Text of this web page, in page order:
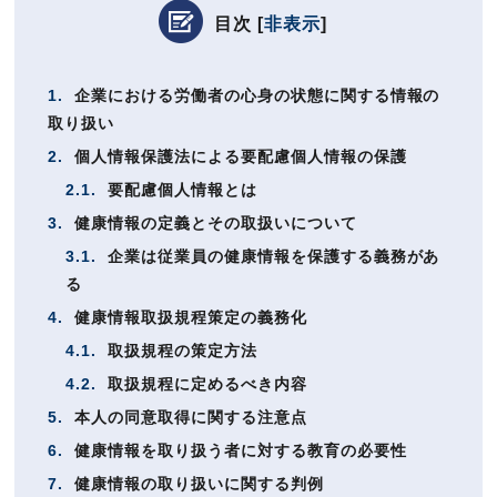
目次 [非表示]
1.
企業における労働者の心身の状態に関する情報の
取り扱い
2.
個人情報保護法による要配慮個人情報の保護
2.1.
要配慮個人情報とは
3.
健康情報の定義とその取扱いについて
3.1.
企業は従業員の健康情報を保護する義務があ
る
4.
健康情報取扱規程策定の義務化
4.1.
取扱規程の策定方法
4.2.
取扱規程に定めるべき内容
5.
本人の同意取得に関する注意点
6.
健康情報を取り扱う者に対する教育の必要性
7.
健康情報の取り扱いに関する判例